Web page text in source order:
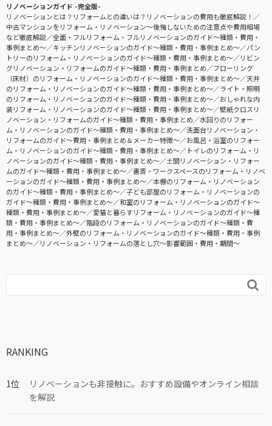
リノベーションガイド -完全版-
リノベーションとは？リフォームとの違いは？リノベーションの費用も徹底解説！
中古マンションをリフォーム・リノベーション〜後悔しないための注意点や費用相場
など徹底解説
全面・フルリフォーム・フルリノベーションのガイド〜種類・費用・
事例まとめ〜
キッチンリノベーションのガイド〜種類・費用・事例まとめ〜
パン
トリーのリフォーム・リノベーションのガイド〜種類・費用・事例まとめ〜
リビン
グリノベーション・リフォームのガイド〜種類・費用・事例まとめ
フローリング
（床材）のリフォーム・リノベーションのガイド〜種類・費用・事例まとめ〜
天井
のリフォーム・リノベーションのガイド〜種類・費用・事例まとめ〜
ライト・照明
のリフォーム・リノベーションのガイド〜種類・費用・事例まとめ〜
おしゃれな内
装リフォーム・リノベーションのガイド〜種類・費用・事例まとめ〜
壁紙クロスリ
ノベーション・リフォームのガイド〜種類・費用・事例まとめ
水回りのリフォー
ム・リノベーションのガイド〜種類・費用・事例まとめ〜
洗面台リノベーション・
リフォームのガイド〜費用・事例まとめ＆メーカー特徴〜
お風呂・浴室のリフォー
ム・リノベーションのガイド〜種類・費用・事例まとめ〜
トイレのリフォーム・リ
ノベーションのガイド〜種類・費用・事例まとめ〜
土間リノベーション・リフォー
ムのガイド〜種類・費用・事例まとめ〜
書斎・ワークスペースのリフォーム・リノベ
ーションのガイド〜種類・費用・事例まとめ〜
本棚のリフォーム・リノベーション
のガイド〜種類・費用・事例まとめ〜
子ども部屋のリフォーム・リノベーションの
ガイド〜種類・費用・事例まとめ〜
和室のリフォーム・リノベーションのガイド〜
種類・費用・事例まとめ〜
愛猫と暮らすリフォーム・リノベーションのガイド〜種
類・費用・事例まとめ〜
階段のリフォーム・リノベーションのガイド〜種類・費
用・事例まとめ〜
外壁のリフォーム・リノベーションのガイド〜種類・費用・事例
まとめ〜
リノベーション・リフォームの落とし穴～影響範囲・費用・期間～

RANKING
リノベーションも非接触に。おすすめ設備やオンライン相談
を解説